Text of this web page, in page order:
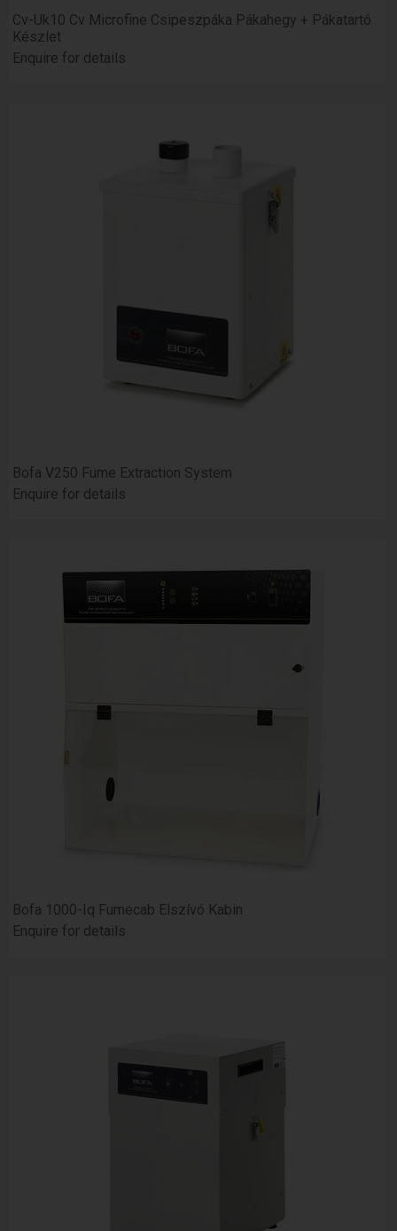
Cv-Uk10 Cv Microfine Csipeszpáka Pákahegy + Pákatartó
Készlet
Enquire for details
Bofa V250 Fume Extraction System
Enquire for details
Bofa 1000-Iq Fumecab Elszívó Kabin
Enquire for details